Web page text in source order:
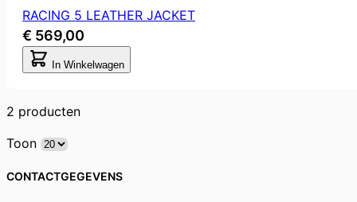
RACING 5 LEATHER JACKET
€ 569,00
In Winkelwagen
2 producten
Toon
CONTACTGEGEVENS